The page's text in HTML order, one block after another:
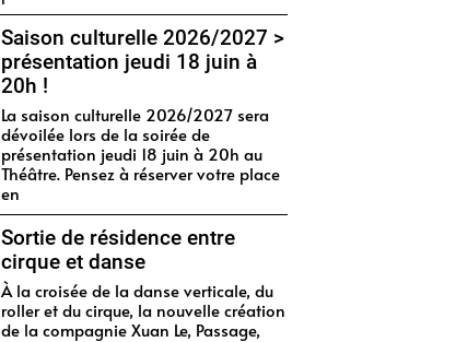
Saison culturelle 2026/2027 >
présentation jeudi 18 juin à
20h !
La saison culturelle 2026/2027 sera
dévoilée lors de la soirée de
présentation jeudi 18 juin à 20h au
Théâtre. Pensez à réserver votre place
en
Sortie de résidence entre
cirque et danse
À la croisée de la danse verticale, du
roller et du cirque, la nouvelle création
de la compagnie Xuan Le, Passage,